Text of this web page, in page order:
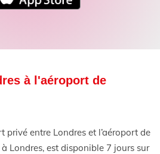
à l'aéroport de
privé entre Londres et l’aéroport de
Londres, est disponible 7 jours sur